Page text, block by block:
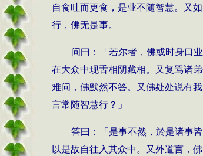
自食吐而更食，是业不随智慧。又
行，佛无是事。
问曰：「若尔者，佛或时身口
在大众中现舌相阴藏相。又复骂诸
难问，佛默然不答。又佛处处说有
言常随智慧行？」
答曰：「是事不然，於是诸事
以是故自往入其众中。又外道言，